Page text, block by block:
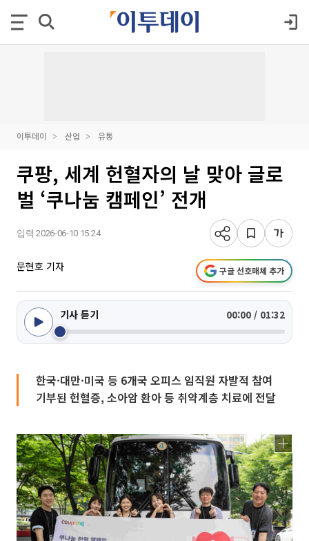
이투데이 산업 유통
쿠팡, 세계 헌혈자의 날 맞아 글로
벌 ‘쿠나눔 캠페인’ 전개
입력 2026-06-10 15:24
문현호 기자 구글 선호매체 추가
기사 듣기 00:00 / 01:32
한국·대만·미국 등 6개국 오피스 임직원 자발적 참여
기부된 헌혈증, 소아암 환아 등 취약계층 치료에 전달